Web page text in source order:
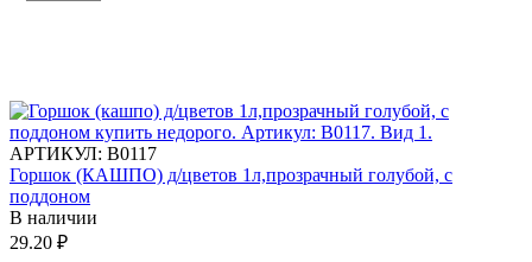
АРТИКУЛ: В0117
Горшок (КАШПО) д/цветов 1л,прозрачный голубой, с
поддоном
В наличии
29.20 ₽